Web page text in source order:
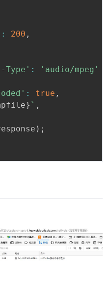
: 200 ,
Type' :
'audio/mpeg'
: true ,
} ` ,
) ;